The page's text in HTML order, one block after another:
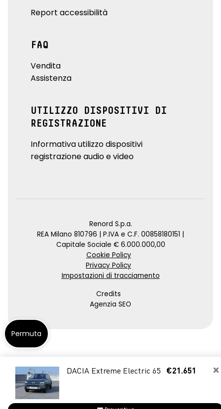
×
DACIA Extreme Electric 65 €21.651
Report accessibilità
FAQ
Vendita
Assistenza
UTILIZZO DISPOSITIVI DI
REGISTRAZIONE
Informativa utilizzo dispositivi
registrazione audio e video
Renord S.p.a.
REA Milano 810796 | P.IVA e C.F. 00858180151 |
Capitale Sociale € 6.000.000,00
Cookie Policy
Privacy Policy
Impostazioni di tracciamento
Credits
Agenzia SEO
Permuta